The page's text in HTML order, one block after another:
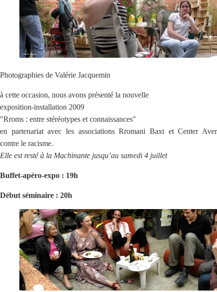
Photographies de Valérie Jacquemin
à cette occasion, nous avons présenté la nouvelle
exposition-installation 2009
"Rroms : entre stéréotypes et connaissances"
en partenariat avec les associations Rromani Baxt et Center Aver
contre le racisme.
Elle est resté à la Machinante jusqu’au samedi 4 juillet
Buffet-apéro-expo : 19h
Début séminaire : 20h